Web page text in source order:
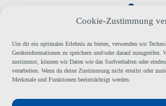
Cookie-Zustimmung
Um dir ein optimales Erlebnis zu bieten, verwenden wir
Geräteinformationen zu speichern und/oder darauf zuzugreifen.
zustimmst, können wir Daten wie das Surfverhalten oder
verarbeiten. Wenn du deine Zustimmung nicht erteilst oder
Merkmale und Funktionen beeinträchtigt werden.
Tanzsportclub BLAU WEISS